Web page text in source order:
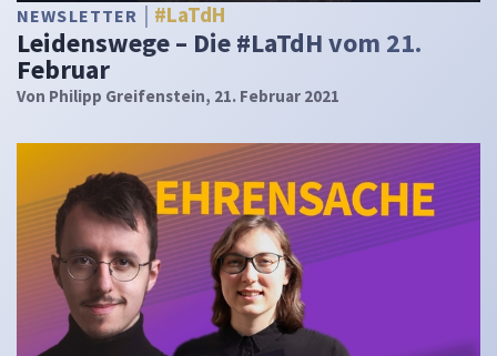
NEWSLETTER #LaTdH
Leidenswege – Die #LaTdH vom 21.
Februar
Von Philipp Greifenstein, 21. Februar 2021